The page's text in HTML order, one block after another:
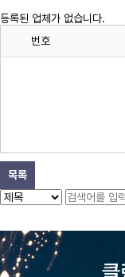
등록된 업체가 없습니다.
번호
목록